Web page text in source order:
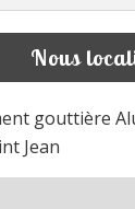
Nous
gouttière
Jean